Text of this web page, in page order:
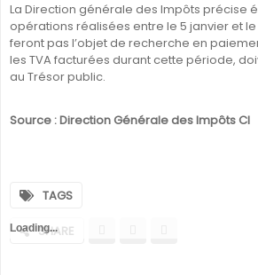
La Direction générale des Impôts précise
opérations réalisées entre le 5 janvier et le
feront pas l’objet de recherche en
les TVA facturées durant cette période,
au Trésor public.
Source : Direction Générale des Impôts CI
TAGS
SHARE